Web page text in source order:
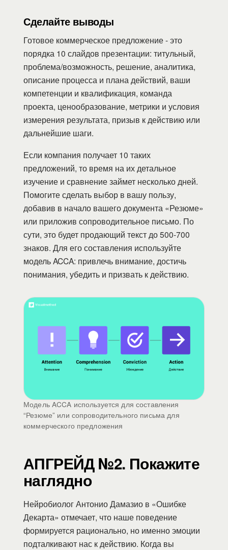
Сделайте выводы
Готовое коммерческое предложение - это
порядка 10 слайдов презентации: титульный,
проблема/возможность, решение, аналитика,
описание процесса и плана действий, ваши
компетенции и квалификация, команда
проекта, ценообразование, метрики и условия
измерения результата, призыв к действию или
дальнейшие шаги.
Если компания получает 10 таких
предложений, то время на их детальное
изучение и сравнение займет несколько дней.
Помогите сделать выбор в вашу пользу,
добавив в начало вашего документа «Резюме»
или приложив сопроводительное письмо. По
сути, это будет продающий текст до 500-700
знаков. Для его составления используйте
модель ACCA: привлечь внимание, достичь
понимания, убедить и призвать к действию.
Модель ACCA используется для составления
“Резюме” или сопроводительного письма для
коммерческого предложения
АПГРЕЙД №2. Покажите
наглядно
Нейробиолог Антонио Дамазио в «Ошибке
Декарта» отмечает, что наше поведение
формируется рационально, но именно эмоции
подталкивают нас к действию. Когда вы